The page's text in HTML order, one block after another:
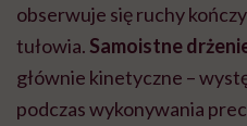
obserwuje się ruchy
tułowia. Samoistne
głównie kinetyczne –
podczas wykonywania